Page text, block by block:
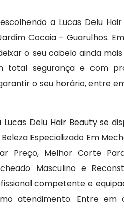
a Lucas Delu
Cocaia - Guarulhos.
o seu cabelo ainda mais
total segurança e com
o seu horário, entre
Delu Hair Beauty se
Especializado Em
Preço, Melhor Corte
Masculino e
competente e
atendimento. Entre